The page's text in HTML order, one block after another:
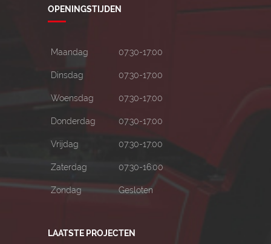
OPENINGSTIJDEN
Maandag 07:30-17:00
Dinsdag 07:30-17:00
Woensdag 07:30-17:00
Donderdag 07:30-17:00
Vrijdag 07:30-17:00
Zaterdag 07:30-16:00
Zondag Gesloten
LAATSTE PROJECTEN